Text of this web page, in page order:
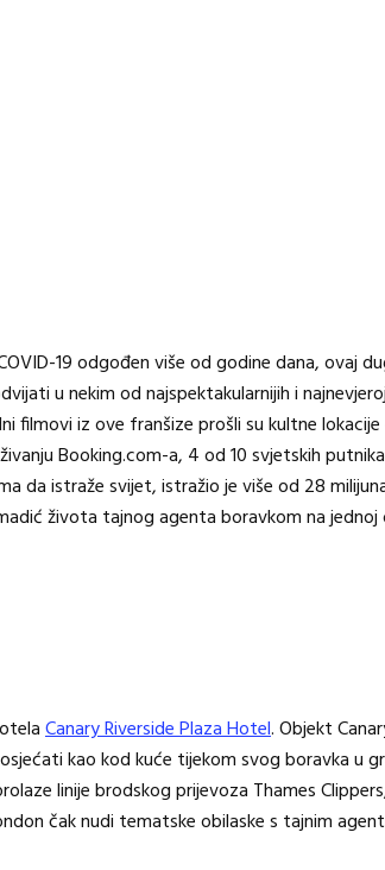
19 odgođen više od godine dana, ovaj
u nekim od najspektakularnijih i
filmovi iz ove franšize prošli su kultne
Booking.com-a, 4 od 10 svjetskih
da istraže svijet, istražio je više od 28
života tajnog agenta boravkom na
Canary Riverside Plaza Hotel. Objekt
kao kod kuće tijekom svog boravka u
linije brodskog prijevoza Thames
čak nudi tematske obilaske s tajnim